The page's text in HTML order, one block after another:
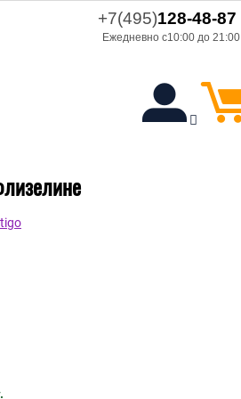
+7(495)128-48-87
Ежедневно с10:00 до 21:00